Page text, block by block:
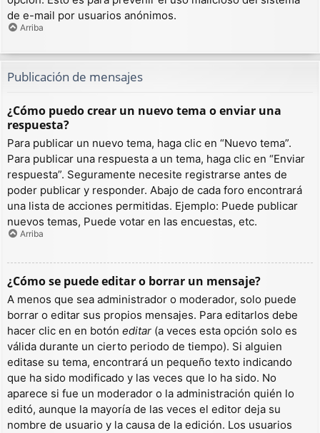
de e-mail por usuarios anónimos.
Arriba
Publicación de mensajes
¿Cómo puedo crear un nuevo tema o enviar una
respuesta?
Para publicar un nuevo tema, haga clic en “Nuevo tema”.
Para publicar una respuesta a un tema, haga clic en “Enviar
respuesta”. Seguramente necesite registrarse antes de
poder publicar y responder. Abajo de cada foro encontrará
una lista de acciones permitidas. Ejemplo: Puede publicar
nuevos temas, Puede votar en las encuestas, etc.
Arriba
¿Cómo se puede editar o borrar un mensaje?
A menos que sea administrador o moderador, solo puede
borrar o editar sus propios mensajes. Para editarlos debe
hacer clic en en botón editar (a veces esta opción solo es
válida durante un cierto periodo de tiempo). Si alguien
editase su tema, encontrará un pequeño texto indicando
que ha sido modificado y las veces que lo ha sido. No
aparece si fue un moderador o la administración quién lo
editó, aunque la mayoría de las veces el editor deja su
nombre de usuario y la causa de la edición. Los usuarios